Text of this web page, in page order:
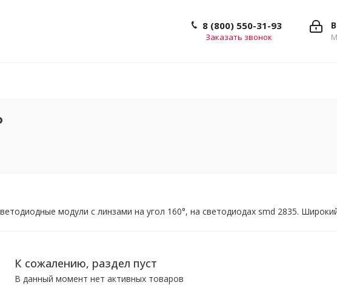
8 (800) 550-31-93
Заказать звонок
модули с линзами на угол 160°, на светодиодах smd 2835.
К сожалению, раздел пуст
В данный момент нет активных товаров